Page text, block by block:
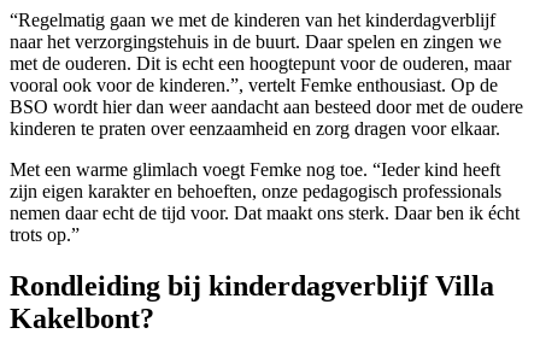
“Regelmatig gaan we met de kinderen van het kinderdagverblijf
naar het verzorgingstehuis in de buurt. Daar spelen en zingen we
met de ouderen. Dit is echt een hoogtepunt voor de ouderen, maar
vooral ook voor de kinderen.”, vertelt Femke enthousiast. Op de
BSO wordt hier dan weer aandacht aan besteed door met de oudere
kinderen te praten over eenzaamheid en zorg dragen voor elkaar.
Met een warme glimlach voegt Femke nog toe. “Ieder kind heeft
zijn eigen karakter en behoeften, onze pedagogisch professionals
nemen daar echt de tijd voor. Dat maakt ons sterk. Daar ben ik écht
trots op.”
Rondleiding bij kinderdagverblijf Villa
Kakelbont?